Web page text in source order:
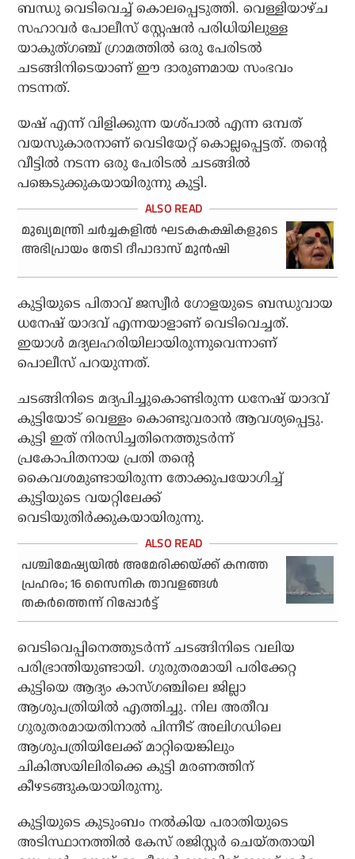
ബന്ധു വെടിവെച്ച് കൊലപ്പെടുത്തി. വെള്ളിയാഴ്ച
സഹാവര്‍ പോലീസ് സ്റ്റേഷന്‍ പരിധിയിലുള്ള
യാകുത്ഗഞ്ച് ഗ്രാമത്തില്‍ ഒരു പേരിടല്‍
ചടങ്ങിനിടെയാണ് ഈ ദാരുണമായ സംഭവം
നടന്നത്.
യഷ് എന്ന് വിളിക്കുന്ന യശ്പാല്‍ എന്ന ഒമ്പത്
വയസുകാരനാണ് വെടിയേറ്റ് കൊല്ലപ്പെട്ടത്. തന്റെ
വീട്ടില്‍ നടന്ന ഒരു പേരിടല്‍ ചടങ്ങില്‍
പങ്കെടുക്കുകയായിരുന്നു കുട്ടി.
മുഖ്യമന്ത്രി ചർച്ചകളിൽ ഘടകകക്ഷികളുടെ
അഭിപ്രായം തേടി ദീപാദാസ് മുൻഷി
കുട്ടിയുടെ പിതാവ് ജസ്വീര്‍ ഗോളയുടെ ബന്ധുവായ
ധനേഷ് യാദവ് എന്നയാളാണ് വെടിവെച്ചത്.
ഇയാള്‍ മദ്യലഹരിയിലായിരുന്നുവെന്നാണ്
പൊലീസ് പറയുന്നത്.
ചടങ്ങിനിടെ മദ്യപിച്ചുകൊണ്ടിരുന്ന ധനേഷ് യാദവ്
കുട്ടിയോട് വെള്ളം കൊണ്ടുവരാന്‍ ആവശ്യപ്പെട്ടു.
കുട്ടി ഇത് നിരസിച്ചതിനെത്തുടര്‍ന്ന്
പ്രകോപിതനായ പ്രതി തന്റെ
കൈവശമുണ്ടായിരുന്ന തോക്കുപയോഗിച്ച്
കുട്ടിയുടെ വയറ്റിലേക്ക്
വെടിയുതിര്‍ക്കുകയായിരുന്നു.
പശ്ചിമേഷ്യയിൽ അമേരിക്കയ്ക്ക് കനത്ത
പ്രഹരം; 16 സൈനിക താവളങ്ങൾ
തകർത്തെന്ന് റിപ്പോർട്ട്
വെടിവെപ്പിനെത്തുടര്‍ന്ന് ചടങ്ങിനിടെ വലിയ
പരിഭ്രാന്തിയുണ്ടായി. ഗുരുതരമായി പരിക്കേറ്റ
കുട്ടിയെ ആദ്യം കാസ്ഗഞ്ചിലെ ജില്ലാ
ആശുപത്രിയില്‍ എത്തിച്ചു. നില അതീവ
ഗുരുതരമായതിനാല്‍ പിന്നീട് അലിഗഡിലെ
ആശുപത്രിയിലേക്ക് മാറ്റിയെങ്കിലും
ചികിത്സയിലിരിക്കെ കുട്ടി മരണത്തിന്
കീഴടങ്ങുകയായിരുന്നു.
കുട്ടിയുടെ കുടുംബം നല്‍കിയ പരാതിയുടെ
അടിസ്ഥാനത്തില്‍ കേസ് രജിസ്റ്റര്‍ ചെയ്തതായി